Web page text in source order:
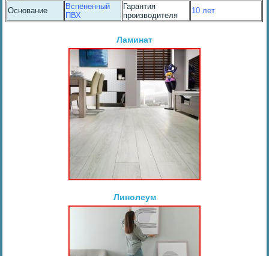
Основание
Вспененный
ПВХ
Гарантия
производителя
10 лет
Ламинат
Линолеум